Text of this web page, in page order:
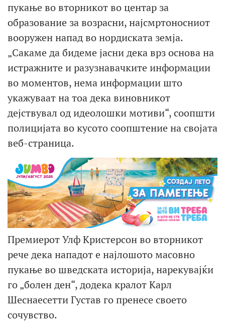
пукање во вторникот во центар за
образование за возрасни, најсмртоносниот
вооружен напад во нордиската земја.
„Сакаме да бидеме јасни дека врз основа на
истражните и разузнавачките информации
во моментов, нема информации што
укажуваат на тоа дека виновникот
дејствувал од идеолошки мотиви“, соопшти
полицијата во кусото соопштение на својата
веб-страница.
Премиерот Улф Кристерсон во вторникот
рече дека нападот е најлошото масовно
пукање во шведската историја, нарекувајќи
го „болен ден“, додека кралот Карл
Шеснаесетти Густав го пренесе своето
сочувство.